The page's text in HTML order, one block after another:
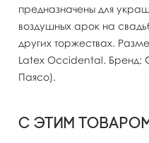
предназначены для
воздушных арок на
других торжествах.
Latex Occidental. Бренд:
Паясо).
С этим